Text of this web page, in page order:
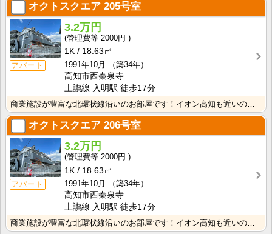
オクトスクエア 205号室
アパート
3.2万円
2000円
1K
18.63㎡
1991年10月
（築34年）
高知市西秦泉寺
土讃線 入明駅 徒歩17分
オクトスクエア 206号室
アパート
3.2万円
2000円
1K
18.63㎡
1991年10月
（築34年）
高知市西秦泉寺
土讃線 入明駅 徒歩17分